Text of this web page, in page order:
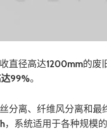
直径高达1200mm的废
99%。
分离、纤维风分离和
，系统适用于各种规模